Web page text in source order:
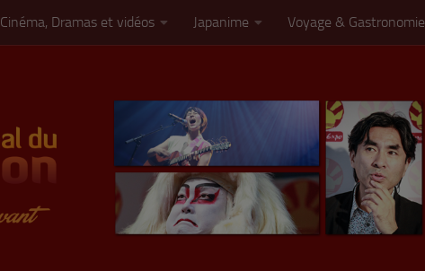
Cinéma, Dramas et vidéos Japanime Voyage & Gastronomie